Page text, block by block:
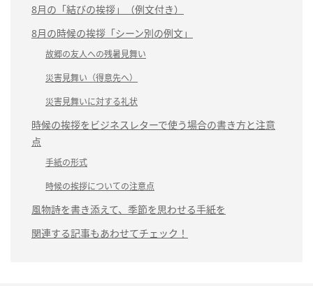
8月の「結びの挨拶」（例文付き）
8月の時候の挨拶「シーン別の例文」
故郷の友人への残暑見舞い
災害見舞い（得意先へ）
災害見舞いに対する礼状
時候の挨拶をビジネスレターで使う場合の書き方と注意
点
手紙の形式
時候の挨拶についての注意点
風物詩を書き添えて、季節を思わせる手紙を
関連する記事もあわせてチェック！